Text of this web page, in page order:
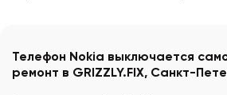
Телефон Nokia выключается
ремонт в GRIZZLY.FIX, Санкт-